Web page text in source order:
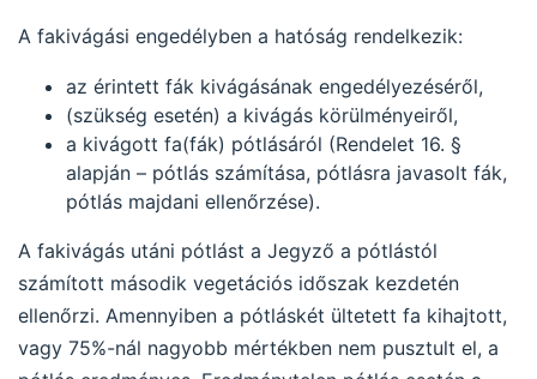
A fakivágási engedélyben a hatóság rendelkezik:
az érintett fák kivágásának engedélyezéséről,
(szükség esetén) a kivágás körülményeiről,
a kivágott fa(fák) pótlásáról (Rendelet 16. §
alapján – pótlás számítása, pótlásra javasolt fák,
pótlás majdani ellenőrzése).
A fakivágás utáni pótlást a Jegyző a pótlástól
számított második vegetációs időszak kezdetén
ellenőrzi. Amennyiben a pótláskét ültetett fa kihajtott,
vagy 75%-nál nagyobb mértékben nem pusztult el, a